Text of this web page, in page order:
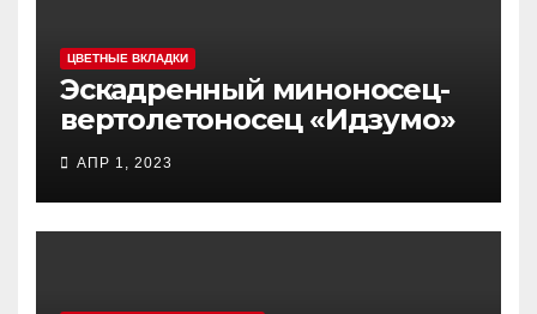
ЦВЕТНЫЕ ВКЛАДКИ
Эскадренный миноносец-
вертолетоносец «Идзумо»
АПР 1, 2023